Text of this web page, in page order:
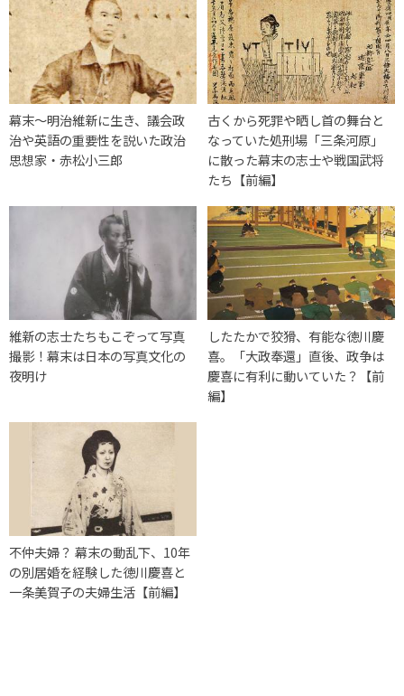
幕末〜明治維新に生き、議会政
治や英語の重要性を説いた政治
思想家・赤松小三郎
古くから死罪や晒し首の舞台と
なっていた処刑場「三条河原」
に散った幕末の志士や戦国武将
たち【前編】
維新の志士たちもこぞって写真
撮影！幕末は日本の写真文化の
夜明け
したたかで狡猾、有能な徳川慶
喜。「大政奉還」直後、政争は
慶喜に有利に動いていた？【前
編】
不仲夫婦？ 幕末の動乱下、10年
の別居婚を経験した徳川慶喜と
一条美賀子の夫婦生活【前編】